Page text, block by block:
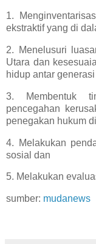
1.
ekstraktif yang di
2. Menelusuri
Utara dan
hidup antar generasi
3. Membentuk
pencegahan
penegakan hukum
4. Melakukan
sosial dan
5. Melakukan
sumber: mudanews